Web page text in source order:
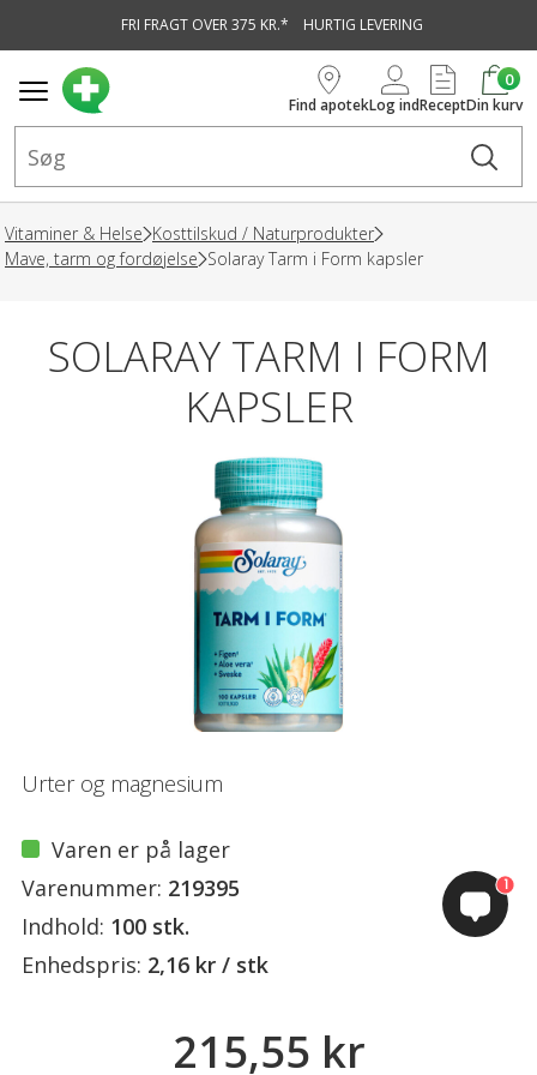
FRI FRAGT OVER 375 KR.* HURTIG LEVERING
Find apotekLog indRecept
0
Din kurv
Vitaminer & Helse Kosttilskud / Naturprodukter
Mave, tarm og fordøjelse Solaray Tarm i Form kapsler
SOLARAY TARM I FORM
KAPSLER
Urter og magnesium
Varen er på lager
Varenummer: 219395
Indhold: 100 stk.
Enhedspris: 2,16 kr / stk
215,55 kr
1